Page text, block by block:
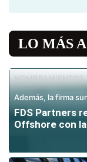
LO MÁS
NOMBRAMIENTOS
Además, la firma
FDS Partners
Offshore con